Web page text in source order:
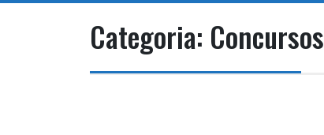
Categoria: Concursos